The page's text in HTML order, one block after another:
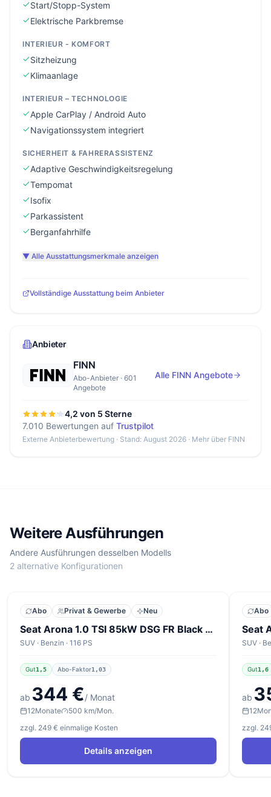
Start/Stopp-System
Elektrische Parkbremse
INTERIEUR - KOMFORT
Sitzheizung
Klimaanlage
INTERIEUR – TECHNOLOGIE
Apple CarPlay / Android Auto
Navigationssystem integriert
SICHERHEIT & FAHRERASSISTENZ
Adaptive Geschwindigkeitsregelung
Tempomat
Isofix
Parkassistent
Berganfahrhilfe
▼ Alle Ausstattungsmerkmale anzeigen
Vollständige Ausstattung beim Anbieter
Anbieter
FINN
Abo-Anbieter · 601
Angebote
Alle FINN Angebote
4,2 von 5 Sterne
7.010 Bewertungen auf Trustpilot
Externe Anbieterbewertung · Stand: August 2026 · Mehr über FINN
Weitere Ausführungen
Andere Ausführungen desselben Modells
2 alternative Konfigurationen
Abo Privat & Gewerbe Neu
Seat Arona 1.0 TSI 85kW DSG FR Black Edition
SUV · Benzin · 116 PS
Gut1,5 Abo-Faktor1,03
ab 344 €/ Monat
12Monate
500 km/Mon.
zzgl. 249 € einmalige Kosten
Details anzeigen
Abo
SUV ·
Gut1,6
ab
12
zzgl.